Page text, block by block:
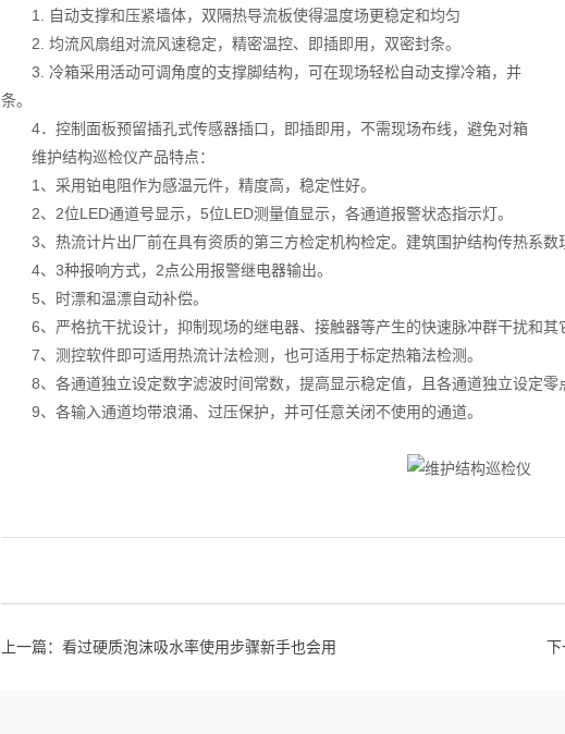
1. 自动支撑和压紧墙体，双隔热导流板使得温度场更稳定和均匀
2. 均流风扇组对流风速稳定，精密温控、即插即用，双密封条。
3. 冷箱采用活动可调角度的支撑脚结构，可在现场轻松自动支撑冷箱
条。
4．控制面板预留插孔式传感器插口，即插即用，不需现场布线，避免
维护结构巡检仪产品特点：
1、采用铂电阻作为感温元件，精度高，稳定性好。
2、2位LED通道号显示，5位LED测量值显示，各通道报警状态指示灯。
3、热流计片出厂前在具有资质的第三方检定机构检定。建筑围护结构传热系数
4、3种报响方式，2点公用报警继电器输出。
5、时漂和温漂自动补偿。
6、严格抗干扰设计，抑制现场的继电器、接触器等产生的快速脉冲群干扰和其
7、测控软件即可适用热流计法检测，也可适用于标定热箱法检测。
8、各通道独立设定数字滤波时间常数，提高显示稳定值，且各通道独立设定零
9、各输入通道均带浪涌、过压保护，并可任意关闭不使用的通道。
上一篇： 看过硬质泡沫吸水率使用步骤新手也会用 下